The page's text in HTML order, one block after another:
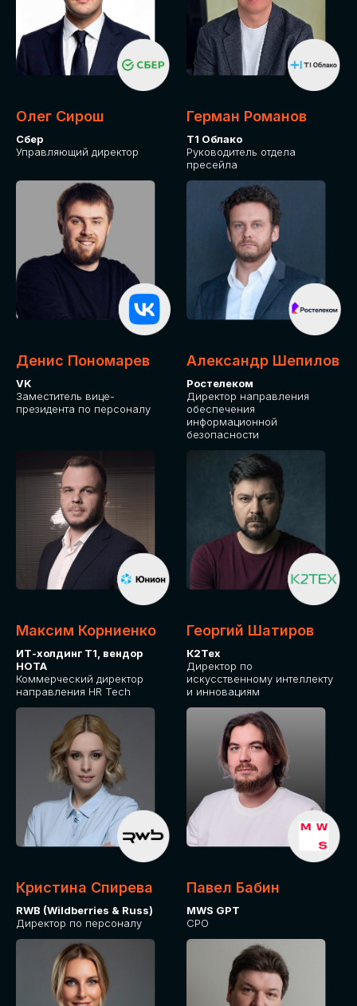
Олег Сирош
Сбер
Управляющий директор
Герман Романов
Т1 Облако
Руководитель отдела
пресейла
Денис Пономарев
VK
Заместитель вице-
президента по персоналу
Александр Шепилов
Ростелеком
Директор направления
обеспечения
информационной
безопасности
Максим Корниенко
ИТ-холдинг Т1, вендор
НОТА
Коммерческий директор
направления HR Tech
Георгий Шатиров
К2Тех
Директор по
искусственному интеллекту
и инновациям
Кристина Спирева
RWB (Wildberries & Russ)
Директор по персоналу
Павел Бабин
MWS GPT
CPO